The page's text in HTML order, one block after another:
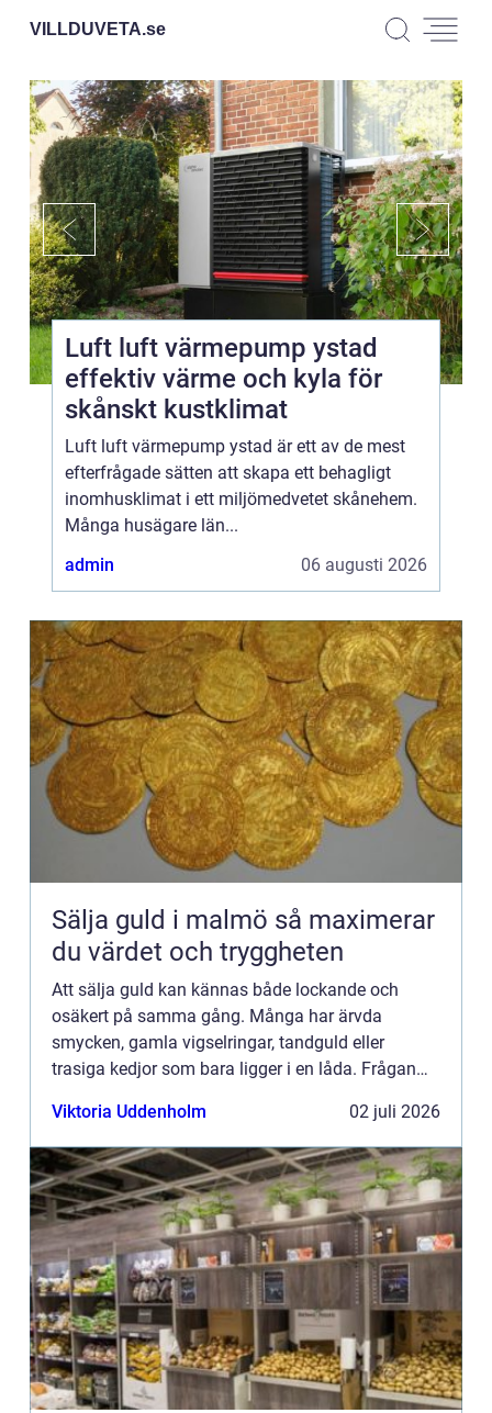
VILLDUVETA.se
Luft luft värmepump ystad
effektiv värme och kyla för
skånskt kustklimat
Luft luft värmepump ystad är ett av de mest
efterfrågade sätten att skapa ett behagligt
inomhusklimat i ett miljömedvetet skånehem.
Många husägare län...
admin
06 augusti 2026
Sälja guld i malmö så maximerar
du värdet och tryggheten
Att sälja guld kan kännas både lockande och
osäkert på samma gång. Många har ärvda
smycken, gamla vigselringar, tandguld eller
trasiga kedjor som bara ligger i en låda. Frågan
affär när man vill Sälja g...
Viktoria Uddenholm 02 juli 2026